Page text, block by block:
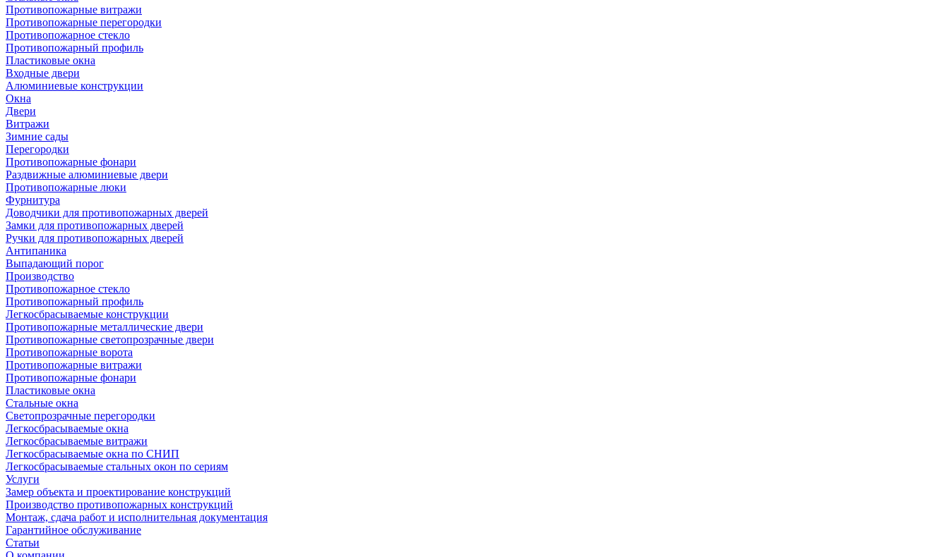
Противопожарные витражи
Противопожарные перегородки
Противопожарное стекло
Противопожарный профиль
Пластиковые окна
Входные двери
Алюминиевые конструкции
Окна
Двери
Витражи
Зимние сады
Перегородки
Противопожарные фонари
Раздвижные алюминиевые двери
Противопожарные люки
Фурнитура
Доводчики для противопожарных дверей
Замки для противопожарных дверей
Ручки для противопожарных дверей
Антипаника
Выпадающий порог
Производство
Противопожарное стекло
Противопожарный профиль
Легкосбрасываемые конструкции
Противопожарные металлические двери
Противопожарные светопрозрачные двери
Противопожарные ворота
Противопожарные витражи
Противопожарные фонари
Пластиковые окна
Стальные окна
Светопрозрачные перегородки
Легкосбрасываемые окна
Легкосбрасываемые витражи
Легкосбрасываемые окна по СНИП
Легкосбрасываемые стальных окон по сериям
Услуги
Замер объекта и проектирование конструкций
Производство противопожарных конструкций
Монтаж, сдача работ и исполнительная документация
Гарантийное обслуживание
Статьи